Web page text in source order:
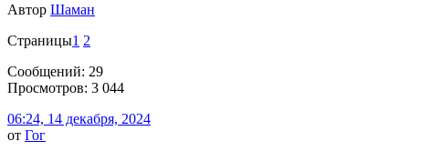
Автор Шаман
Страницы1 2
Сообщений: 29
Просмотров: 3 044
06:24, 14 декабря, 2024
от Гог